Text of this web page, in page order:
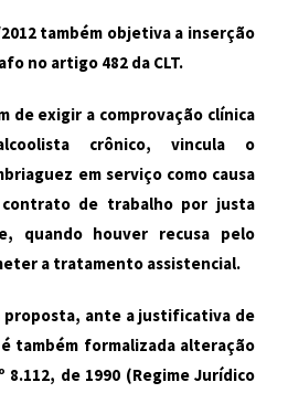
também objetiva a inserção
no artigo 482 da CLT.
de exigir a comprovação clínica
crônico, vincula o
em serviço como causa
de trabalho por justa
quando houver recusa pelo
a tratamento assistencial.
proposta, ante a justificativa de
também formalizada alteração
8.112, de 1990 (Regime Jurídico